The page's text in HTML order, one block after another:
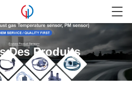
Des Produits